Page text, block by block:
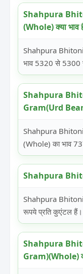
Shahpura
(Whole) क्या भाव
Shahpura
भाव 5320 से 5300
Shahpura
Gram(Urd
Shahpura
(Whole) का भाव
Shahpura
Shahpura
रूपये प्रति कुएंटल हैं।
Shahpura
Gram)(Whole)